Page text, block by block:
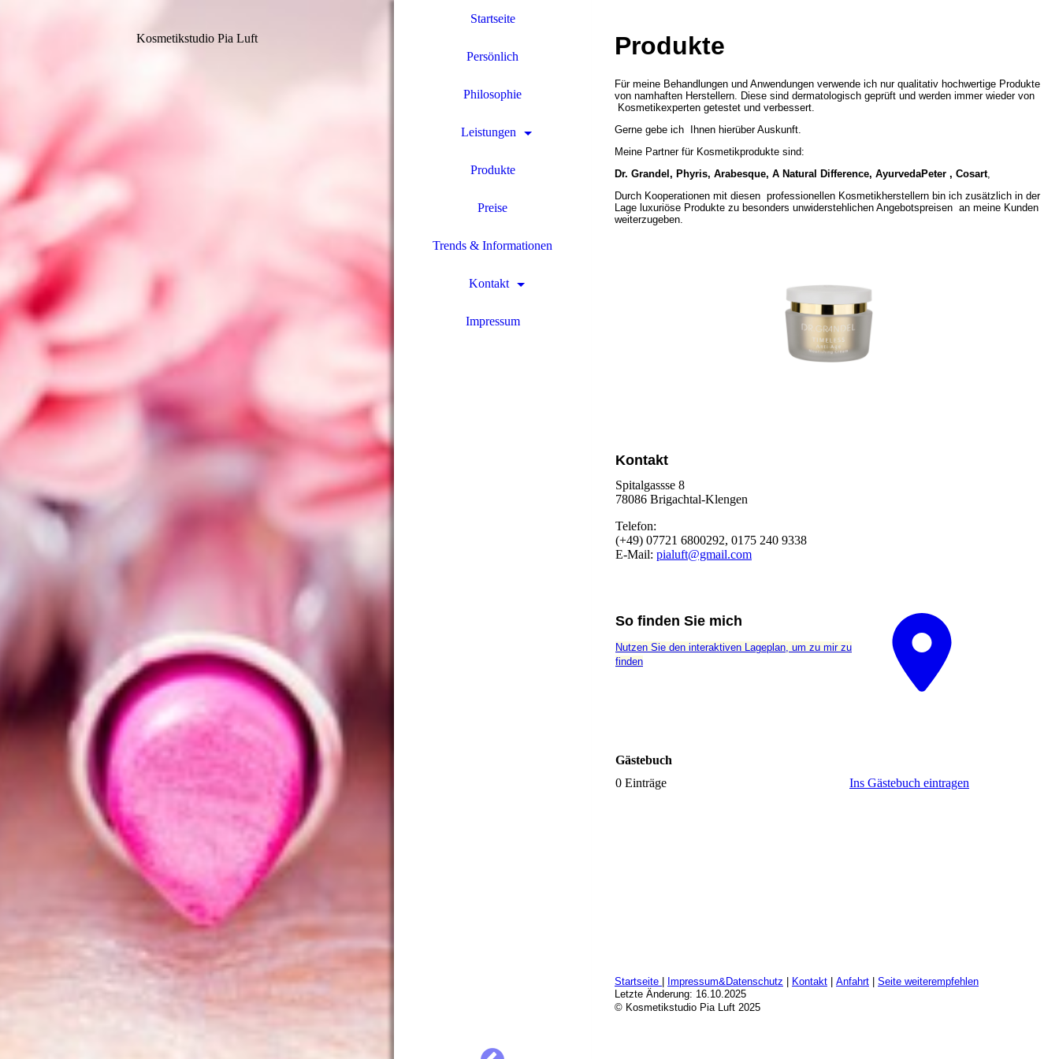
Kosmetikstudio Pia Luft
Startseite
Persönlich
Philosophie
Leistungen
Produkte
Preise
Trends & Informationen
Kontakt
Impressum
Produkte
Für meine Behandlungen und Anwendungen verwende ich nur qualitativ hochwertige Produkte
von namhaften Herstellern. Diese sind dermatologisch geprüft und werden immer wieder von
Kosmetikexperten getestet und verbessert.
Gerne gebe ich Ihnen hierüber Auskunft.
Meine Partner für Kosmetikprodukte sind:
Dr. Grandel, Phyris, Arabesque, A Natural Difference, AyurvedaPeter , Cosart,
Durch Kooperationen mit diesen professionellen Kosmetikherstellern bin ich zusätzlich in der
Lage luxuriöse Produkte zu besonders unwiderstehlichen Angebotspreisen an meine Kunden
weiterzugeben.
Kontakt
Spitalgassse 8
78086 Brigachtal-Klengen
Telefon:
(+49) 07721 6800292, 0175 240 9338
E-Mail: pialuft@gmail.com
So finden Sie mich
Nutzen Sie den interaktiven La­ge­plan, um zu mir zu
finden
Gästebuch
0 Einträge
Ins Gästebuch eintragen
Startseite Impressum&Datenschutz Kontakt Anfahrt
Seite weiterempfehlen
Letzte Änderung: 16.10.2025
© Kosmetikstudio Pia Luft 2025